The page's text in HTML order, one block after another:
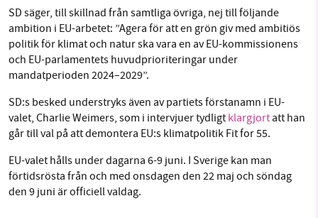
SD säger, till skillnad från samtliga övriga, nej till följande
ambition i EU-arbetet: ”Agera för att en grön giv med ambitiös
politik för klimat och natur ska vara en av EU-kommissionens
och EU-parlamentets huvudprioriteringar under
mandatperioden 2024–2029”.
SD:s besked understryks även av partiets förstanamn i EU-
valet, Charlie Weimers, som i intervjuer tydligt klargjortatt han
går till val på att demontera EU:s klimatpolitik Fit for 55.
EU-valet hålls under dagarna 6-9 juni. I Sverige kan man
förtidsrösta från och med onsdagen den 22 maj och söndag
den 9 juni är officiell valdag.